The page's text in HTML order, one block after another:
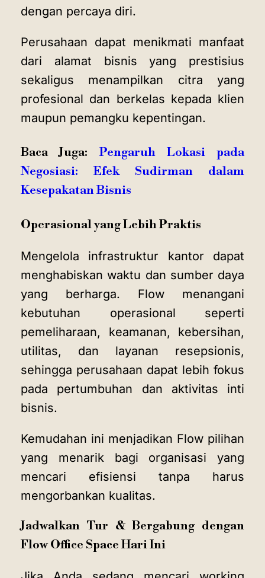
dengan percaya diri.
Perusahaan dapat menikmati manfaat
dari alamat bisnis yang prestisius
sekaligus menampilkan citra yang
profesional dan berkelas kepada klien
maupun pemangku kepentingan.
Baca Juga: Pengaruh Lokasi pada
Negosiasi: Efek Sudirman dalam
Kesepakatan Bisnis
Operasional yang Lebih Praktis
Mengelola infrastruktur kantor dapat
menghabiskan waktu dan sumber daya
yang berharga. Flow menangani
kebutuhan operasional seperti
pemeliharaan, keamanan, kebersihan,
utilitas, dan layanan resepsionis,
sehingga perusahaan dapat lebih fokus
pada pertumbuhan dan aktivitas inti
bisnis.
Kemudahan ini menjadikan Flow pilihan
yang menarik bagi organisasi yang
mencari efisiensi tanpa harus
mengorbankan kualitas.
Jadwalkan Tur & Bergabung dengan
Flow Office Space Hari Ini